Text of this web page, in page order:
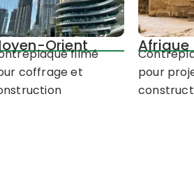
Orient
filmé
coffrage et
Afrique
pour